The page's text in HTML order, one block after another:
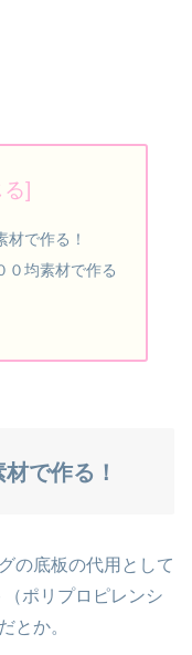
で作る！
０均素材で作る
で作る！
の底板の代用として
ポリプロピレンシ
とか。